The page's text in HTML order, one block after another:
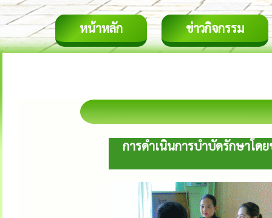
หน้าหลัก ข่าวกิจกรรม
การดำเนินการบำบัดรักษาโด